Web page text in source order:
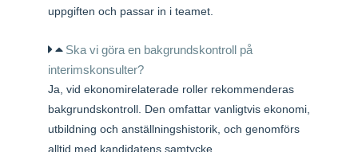
uppgiften och passar in i teamet.
Ska vi göra en bakgrundskontroll på
interimskonsulter?
Ja, vid ekonomirelaterade roller rekommenderas
bakgrundskontroll. Den omfattar vanligtvis ekonomi,
utbildning och anställningshistorik, och genomförs
alltid med kandidatens samtycke.